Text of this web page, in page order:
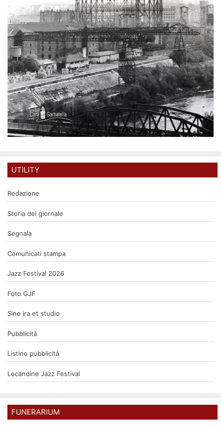
UTILITY
Redazione
Storia del giornale
Segnala
Comunicati stampa
Jazz Festival 2026
Foto GJF
Sine ira et studio
Pubblicità
Listino pubblicità
Locandine Jazz Festival
FUNERARIUM